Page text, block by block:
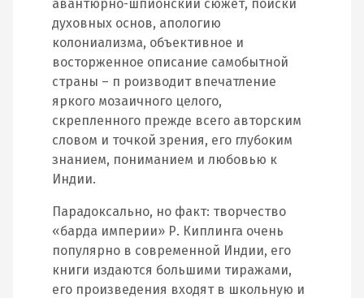
авантюрно‐шпионский сюжет, поиски
духовных основ, апологию
колониализма, объективное и
восторженное описание самобытной
страны – п роизводит впечатление
яркого мозаичного целого,
скрепленного прежде всего авторским
словом и точкой зрения, его глубоким
знанием, пониманием и любовью к
Индии.
Парадоксально, но факт: творчество
«барда империи» Р. Киплинга очень
популярно в современной Индии, его
книги издаются большими тиражами,
его произведения входят в школьную и